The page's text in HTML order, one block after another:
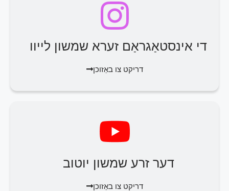
די אינסטאַגראַם זערא שמשון לייוו
דריקט צו באַזוכן
דער זרע שמשון יוטוב
דריקט צו באַזוכן